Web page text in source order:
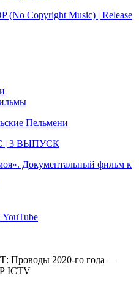
(No Copyright Music) | Release
Пельмени
3 ВЫПУСК
Документальный фильм к
2020-го года —
ICTV